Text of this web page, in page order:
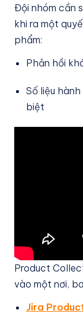
Đội nhóm cần
khi ra một
phẩm:
Phản hồi
Số liệu
biệt
Product
vào một nơi,
Jira